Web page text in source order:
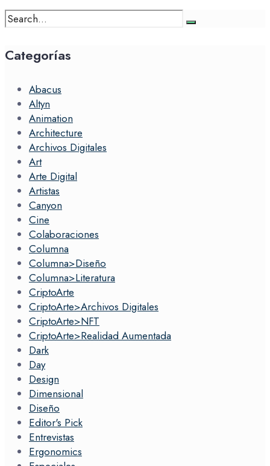
Search
for:
Categorías
Abacus
Altyn
Animation
Architecture
Archivos Digitales
Art
Arte Digital
Artistas
Canyon
Cine
Colaboraciones
Columna
Columna>Diseño
Columna>Literatura
CriptoArte
CriptoArte>Archivos Digitales
CriptoArte>NFT
CriptoArte>Realidad Aumentada
Dark
Day
Design
Dimensional
Diseño
Editor's Pick
Entrevistas
Ergonomics